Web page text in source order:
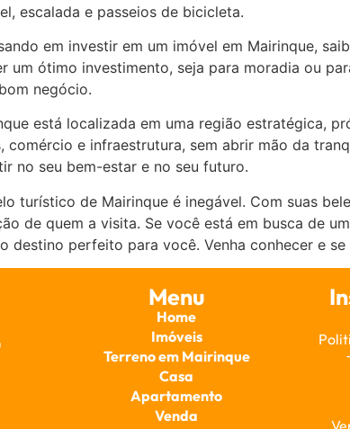
escalada e passeios de bicicleta.
em investir em um imóvel em Mairinque,
um ótimo investimento, seja para moradia ou
negócio.
está localizada em uma região estratégica,
comércio e infraestrutura, sem abrir mão da
no seu bem-estar e no seu futuro.
turístico de Mairinque é inegável. Com suas
de quem a visita. Se você está em busca de
destino perfeito para você. Venha conhecer e
Menu
Home
Imóveis
Terreno em Mairinque
Casa
Apartamento
Venda